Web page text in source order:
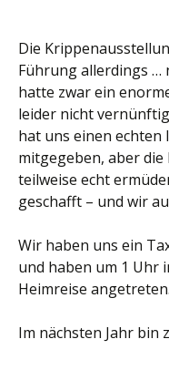
Die
Führung allerdings …
hatte zwar ein
leider nicht
hat uns einen
mitgegeben, aber
teilweise echt
geschafft – und wir
Wir haben uns ein
und haben um 1 Uhr
Heimreise angetreten.
Im nächsten Jahr bin